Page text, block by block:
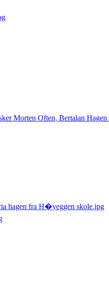
Morten Often, Bertalan
hagen fra H�yeggen skole.jpg